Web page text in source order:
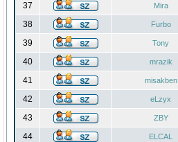
37 Mira
38 Furbo
39 Tony
40 mrazik
41 misakben
42 eLzyx
43 ZBY
44 ELCAL